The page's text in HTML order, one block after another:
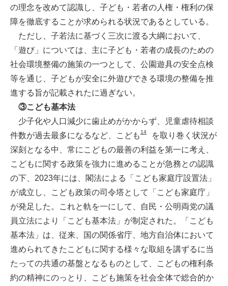
の理念を改めて認識し、子ども・若者の人権・権利の保
障を徹底することが求められる状況であるとしている。
ただし、子若法に基づく三次に渡る大綱において、
「遊び」については、主に子ども・若者の成長のための
社会環境整備の施策の一つとして、公園遊具の安全点検
等を通じ、子どもが安全に外遊びできる環境の整備を推
進する旨が記載されたに過ぎない。
③こども基本法
少子化や人口減少に歯止めがかからず、児童虐待相談
件数が過去最多になるなど、こども 14
を取り巻く状況が
深刻となる中、常にこどもの最善の利益を第一に考え、
こどもに関する政策を強力に進めることが急務との認識
の下、2023年には、閣法による「こども家庭庁設置法」
が成立し、こども政策の司令塔として「こども家庭庁」
が発足した。これと軌を一にして、自民・公明両党の議
員立法により「こども基本法」が制定された。「こども
基本法」は、従来、国の関係省庁、地方自治体において
進められてきたこどもに関する様々な取組を講ずるに当
たっての共通の基盤となるものとして、こどもの権利条
約の精神にのっとり、こども施策を社会全体で総合的か